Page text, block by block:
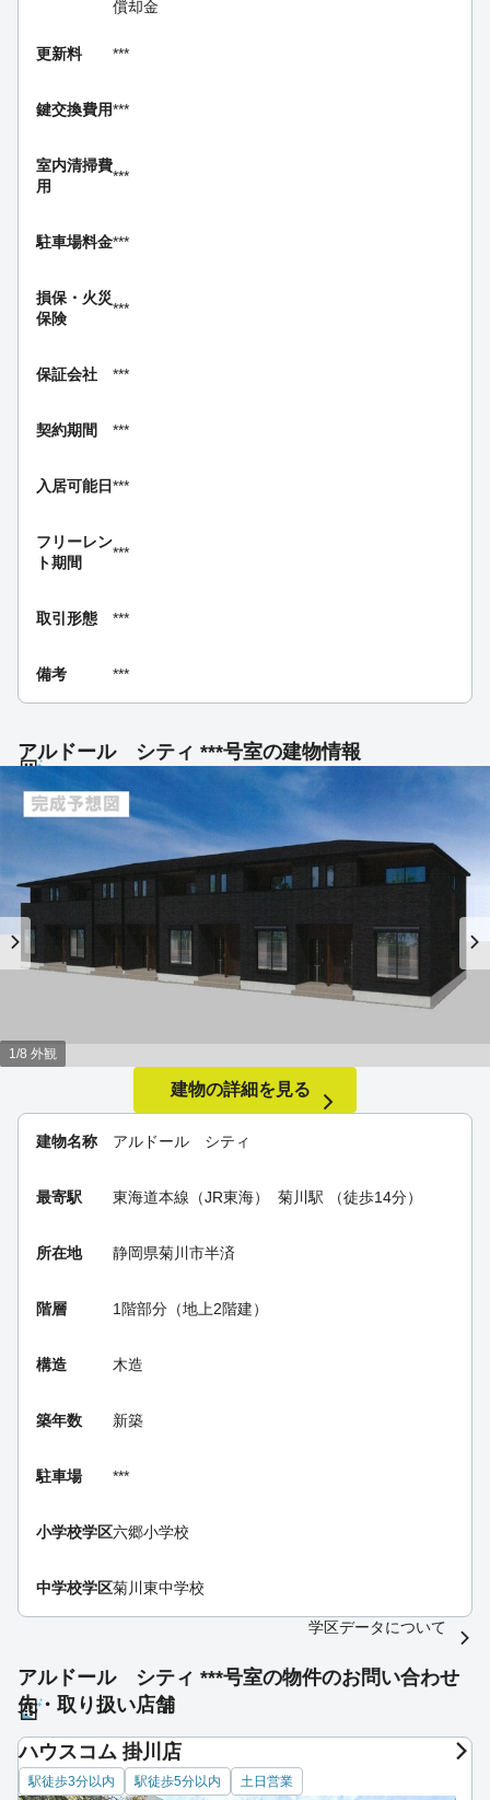
償却金
更新料 ***
鍵交換費用***
室内清掃費
用
***
駐車場料金***
損保・ 火災
保険
***
保証会社 ***
契約期間 ***
入居可能日***
フリーレン
ト期間
***
取引形態 ***
備考 ***
アルドール シティ ***号室の建物情報
建物名称 アルドール シティ
最寄駅 東海道本線（JR東海） 菊川駅 （徒歩14分）
所在地 静岡県菊川市半済
階層 1階部分（地上2階建）
構造 木造
築年数 新築
駐車場 ***
小学校学区六郷小学校
中学校学区菊川東中学校
1/8 外観
建物の詳細を見る
学区データについて
アルドール シティ ***号室の物件のお問い合わせ
先・取り扱い店舗
ハウスコム 掛川店
駅徒歩3分以内 駅徒歩5分以内 土日営業